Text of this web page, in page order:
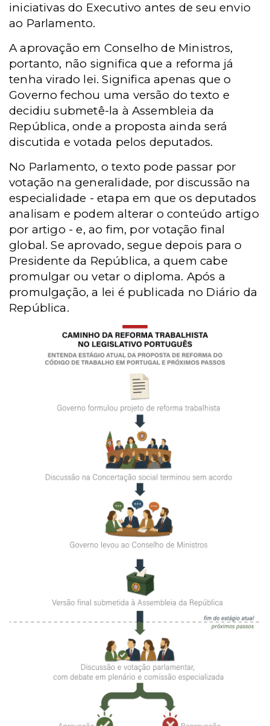
iniciativas do Executivo antes de seu envio
ao Parlamento.
A aprovação em Conselho de Ministros,
portanto, não significa que a reforma já
tenha virado lei. Significa apenas que o
Governo fechou uma versão do texto e
decidiu submetê-la à Assembleia da
República, onde a proposta ainda será
discutida e votada pelos deputados.
No Parlamento, o texto pode passar por
votação na generalidade, por discussão na
especialidade - etapa em que os deputados
analisam e podem alterar o conteúdo artigo
por artigo - e, ao fim, por votação final
global. Se aprovado, segue depois para o
Presidente da República, a quem cabe
promulgar ou vetar o diploma. Após a
promulgação, a lei é publicada no Diário da
República.